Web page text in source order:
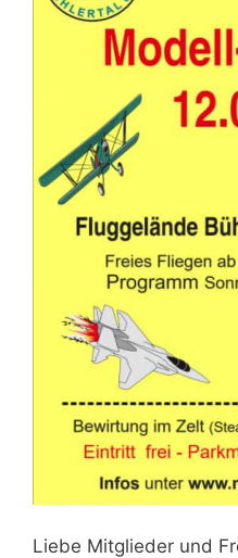
Liebe Mitglieder und